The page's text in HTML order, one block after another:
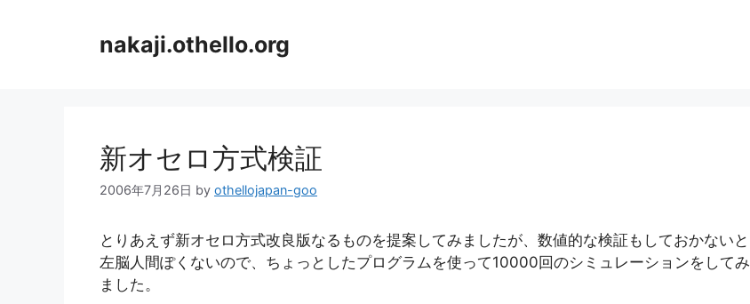
nakaji.othello.org
新オセロ方式検証
2006年7月26日 by othellojapan-goo
とりあえず新オセロ方式改良版なるものを提案してみましたが、数値的な検証もしておかないと
左脳人間ぽくないので、ちょっとしたプログラムを使って10000回のシミュレーションをしてみ
ました。